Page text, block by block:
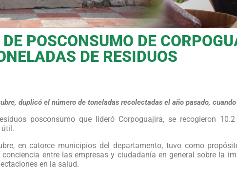
POSCONSUMO DE
DE RESIDUOS
duplicó el número de toneladas recolectadas el año pasado,
posconsumo que lideró Corpoguajira, se recogieron
en catorce municipios del departamento, tuvo como
entre las empresas y ciudadanía en general sobre la
en la salud.